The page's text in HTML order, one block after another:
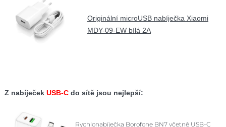
Originální microUSB nabíječka Xiaomi
MDY-09-EW bílá 2A
Z nabíječek USB-C do sítě jsou nejlepší:
Rychlonabíječka Borofone BN7 včetně USB-C